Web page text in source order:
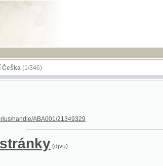
346)
ABA001/21349329